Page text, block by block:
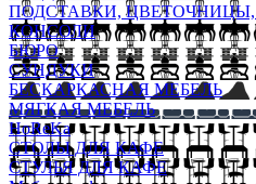
ПОДСТАВКИ,
КОНСОЛИ
БЮРО
СУНДУКИ
БЕСКАРКАСНАЯ МЕБЕЛЬ
МЯГКАЯ МЕБЕЛЬ
HoReKa
СТОЛЫ ДЛЯ КАФЕ
СТУЛЬЯ ДЛЯ КАФЕ